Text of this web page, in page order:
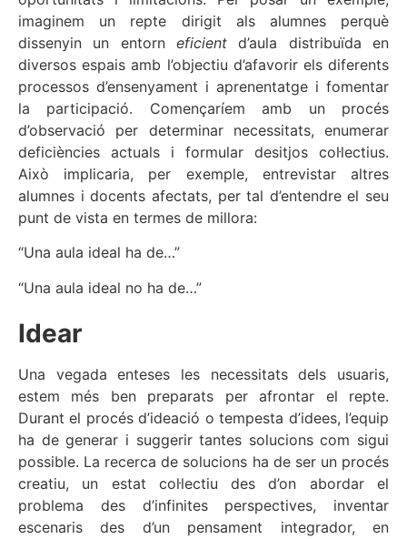
imaginem un repte dirigit als alumnes perquè
dissenyin un entorn eficient d’aula distribuïda en
diversos espais amb l’objectiu d’afavorir els diferents
processos d’ensenyament i aprenentatge i fomentar
la participació. Començaríem amb un procés
d’observació per determinar necessitats, enumerar
deficiències actuals i formular desitjos col·lectius.
Això implicaria, per exemple, entrevistar altres
alumnes i docents afectats, per tal d’entendre el seu
punt de vista en termes de millora:
“Una aula ideal ha de…”
“Una aula ideal no ha de…”
Idear
Una vegada enteses les necessitats dels usuaris,
estem més ben preparats per afrontar el repte.
Durant el procés d’ideació o tempesta d’idees, l’equip
ha de generar i suggerir tantes solucions com sigui
possible. La recerca de solucions ha de ser un procés
creatiu, un estat col·lectiu des d’on abordar el
problema des d’infinites perspectives, inventar
escenaris des d’un pensament integrador, en